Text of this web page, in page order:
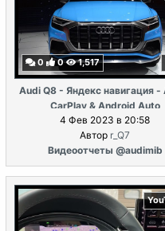
0 0 1,517
Audi Q8 - Яндекс навигация -
CarPlay & Android Auto
4 Фев 2023 в 20:58
Автор r_Q7
Видеоотчеты @audimib